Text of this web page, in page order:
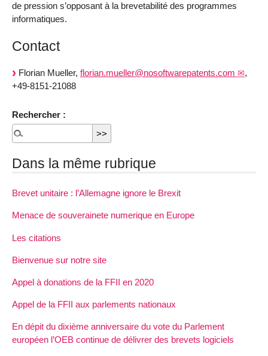
de pression s’opposant à la brevetabilité des programmes
informatiques.
Contact
Florian Mueller, florian.mueller@nosoftwarepatents.com
,
+49-8151-21088
Rechercher :
Dans la même rubrique
Brevet unitaire : l’Allemagne ignore le Brexit
Menace de souverainete numerique en Europe
Les citations
Bienvenue sur notre site
Appel à donations de la FFII en 2020
Appel de la FFII aux parlements nationaux
En dépit du dixième anniversaire du vote du Parlement
européen l’OEB continue de délivrer des brevets logiciels